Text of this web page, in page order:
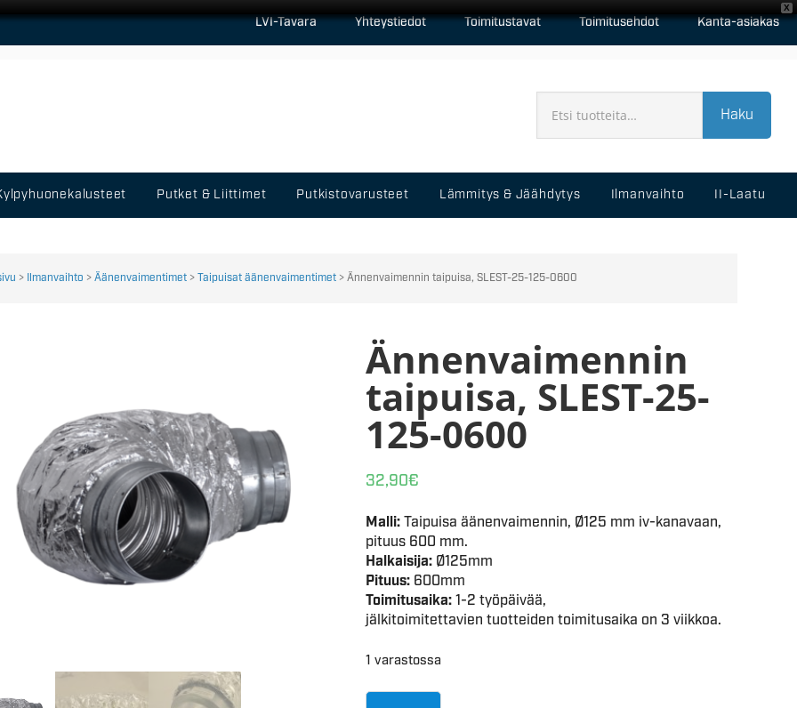
X
LVI-Tavara Yhteystiedot Toimitustavat Toimitusehdot Kanta-asiakas
Haku
Putket & Liittimet Putkistovarusteet Lämmitys & Jäähdytys Ilmanvaihto II-Laatu
> Ilmanvaihto > Äänenvaimentimet> Taipuisat äänenvaimentimet> Ännenvaimennin taipuisa, SLEST-25-125-0600
Ännenvaimennin
taipuisa, SLEST-25-
125-0600
32,90€
Malli:Taipuisa äänenvaimennin, Ø125 mm iv-kanavaan,
pituus 600 mm.
Halkaisija:Ø125mm
Pituus:600mm
Toimitusaika:1-2 työpäivää,
jälkitoimitettavien tuotteiden toimitusaika on 3 viikkoa.
1 varastossa